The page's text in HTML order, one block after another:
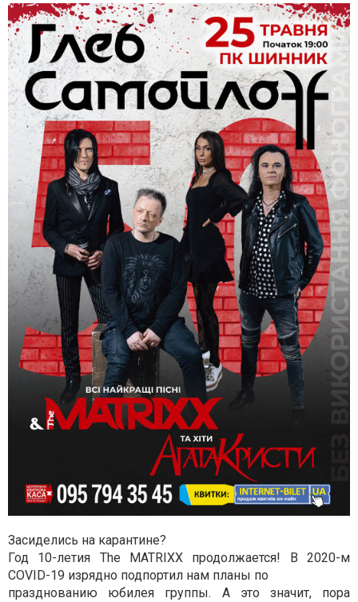
Засиделись на карантине?
Год 10-летия The MATRIXX продолжается! В 2020-м
COVID-19 изрядно подпортил нам планы по
празднованию юбилея группы. А это значит, пора